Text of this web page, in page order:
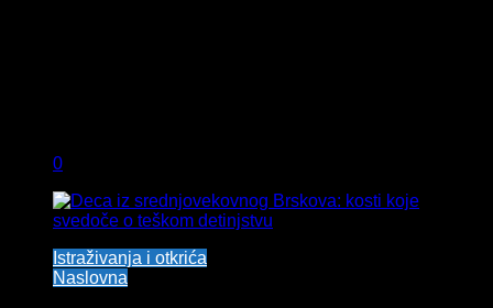
0
Istraživanja i otkrića
Naslovna